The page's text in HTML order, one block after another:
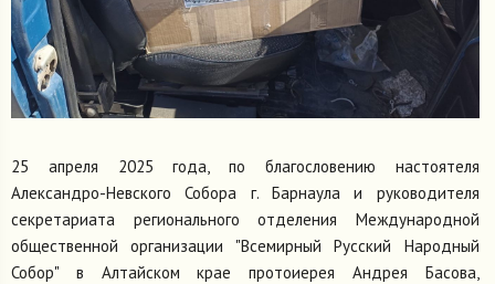
25 апреля 2025 года, по благословению настоятеля
Александро-Невского Собора г. Барнаула и руководителя
секретариата регионального отделения Международной
общественной организации "Всемирный Русский Народный
Собор" в Алтайском крае протоиерея Андрея Басова,